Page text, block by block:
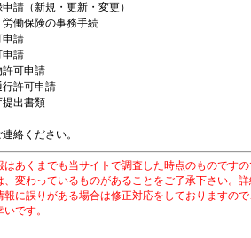
申請（新規・更新・変更）
労働保険の事務手続
申請
申請
許可申請
行許可申請
提出書類
絡ください。
あくまでも当サイトで調査した時点のものです
、変わっているものがあることをご了承下さい。
報に誤りがある場合は修正対応をしておりますの
です。